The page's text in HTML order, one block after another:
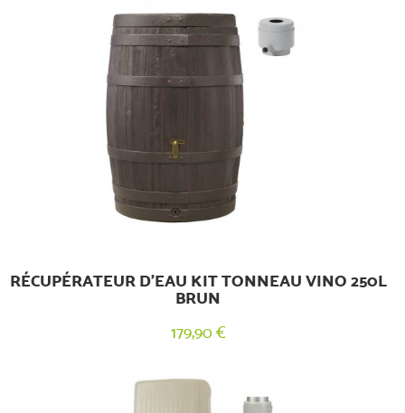
RÉCUPÉRATEUR D'EAU KIT TONNEAU VINO 250L
BRUN
179,90 €